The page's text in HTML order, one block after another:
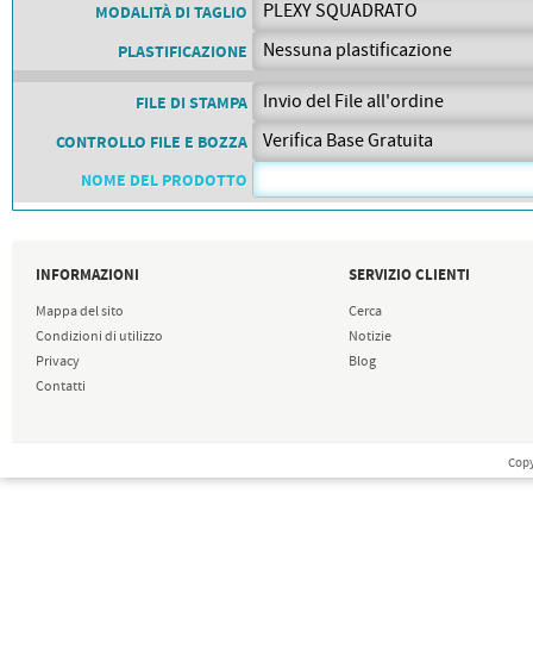
PETTORALI
PETTORALI NUMERI DA
NUMERI DA GARA MTB
MODALITÀ DI TAGLIO
PLASTIFICAZIONE
FILE DI STAMPA
CONTROLLO FILE E BOZZA
NOME DEL PRODOTTO
INFORMAZIONI
Mappa del sito
Condizioni di utilizzo
Privacy
Contatti
SERVIZIO CLIENTI
Cerca
Notizie
Blog